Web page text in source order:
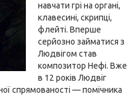
навчати грі на органі,
клавесині, скрипці,
флейті. Вперше
серйозно займатися з
Людвігом став
композитор Нефі. Вже
в 12 років Людвіг
спрямованості — помічника